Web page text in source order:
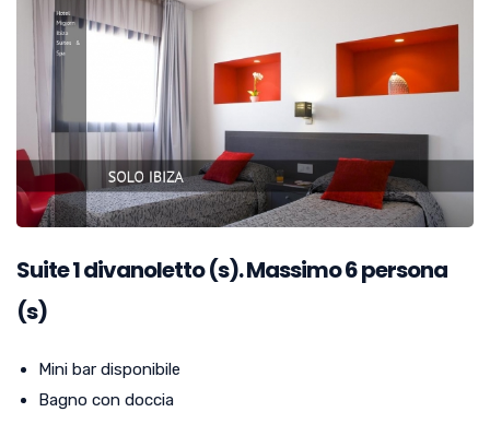
Suite1divanoletto (s). Massimo 6 persona
(s)
Mini bar disponibile
Bagno con doccia